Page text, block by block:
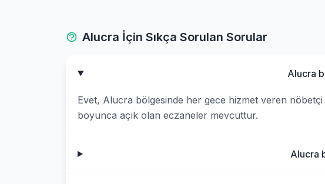
Yaglidere
Alucra İçin Sıkça Sorulan Sorular
Alucra
Evet, Alucra bölgesinde her gece hizmet veren
boyunca açık olan eczaneler mevcuttur.
Alucra